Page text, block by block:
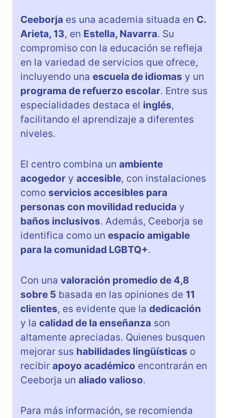
Ceeborja es una academia situada en C.
Arieta, 13, en Estella, Navarra. Su
compromiso con la educación se refleja
en la variedad de servicios que ofrece,
incluyendo una escuela de idiomas y un
programa de refuerzo escolar. Entre sus
especialidades destaca el inglés,
facilitando el aprendizaje a diferentes
niveles.
El centro combina un ambiente
acogedor y accesible, con instalaciones
como servicios accesibles para
personas con movilidad reducida y
baños inclusivos. Además, Ceeborja se
identifica como un espacio amigable
para la comunidad LGBTQ+.
Con una valoración promedio de 4,8
sobre 5 basada en las opiniones de 11
clientes, es evidente que la dedicación
y la calidad de la enseñanza son
altamente apreciadas. Quienes busquen
mejorar sus habilidades lingüísticas o
recibir apoyo académico encontrarán en
Ceeborja un aliado valioso.
Para más información, se recomienda